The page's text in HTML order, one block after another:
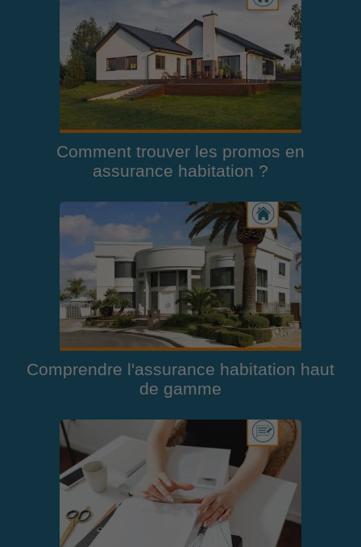
Comment trouver les promos en
assurance habitation ?
Comprendre l'assurance habitation haut
de gamme